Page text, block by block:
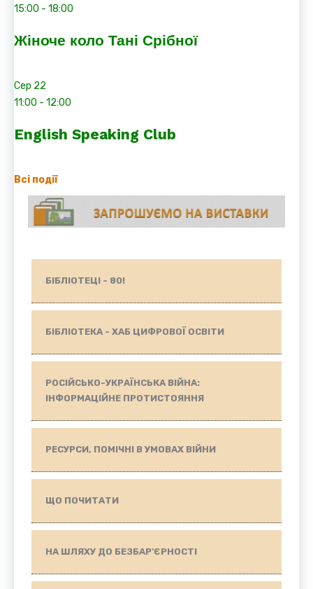
15:00 - 18:00
Жіноче коло Тані Срібної
Сер 22
11:00 - 12:00
English Speaking Club
Всі події
БІБЛІОТЕЦІ - 80!
БІБЛІОТЕКА - ХАБ ЦИФРОВОЇ ОСВІТИ
РОСІЙСЬКО-УКРАЇНСЬКА ВІЙНА:
ІНФОРМАЦІЙНЕ ПРОТИСТОЯННЯ
РЕСУРСИ, ПОМІЧНІ В УМОВАХ ВІЙНИ
ЩО ПОЧИТАТИ
НА ШЛЯХУ ДО БЕЗБАР'ЄРНОСТІ